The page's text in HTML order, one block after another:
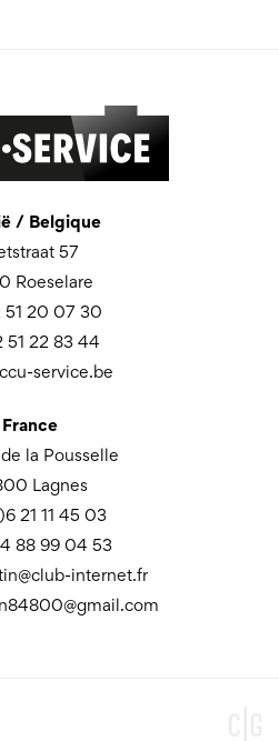
/ Belgique
57
Roeselare
51 20 07 30
51 22 83 44
service.be
France
de la Pousselle
Lagnes
21 11 45 03
88 99 04 53
internet.fr